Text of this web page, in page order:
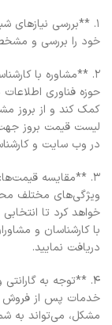
1. **بررسی نیازهای
خود را بررسی و مشخص
2. **مشاوره با
حوزه فناوری
کمک کند و از بروز
لیست قیمت بروز
در وب سایت و
3. **مقایسه
ویژگی‌های مختلف
خواهد کرد تا
با کارشناسان و
دریافت نمایید.
4. **توجه به
خدمات پس از فروش
مشکل، می‌تواند به